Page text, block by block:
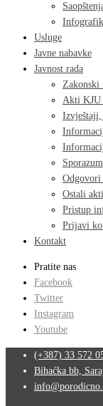
Usluge
Javne nabavke
Javnost rada
Zakonski
Akti KJU
Odgovori
Ostali akti
Pristup
Prijavi
Kontakt
Pratite nas
Facebook
Twitter
Instagram
Youtube
(+387) 33 572
Bihaćka bb,